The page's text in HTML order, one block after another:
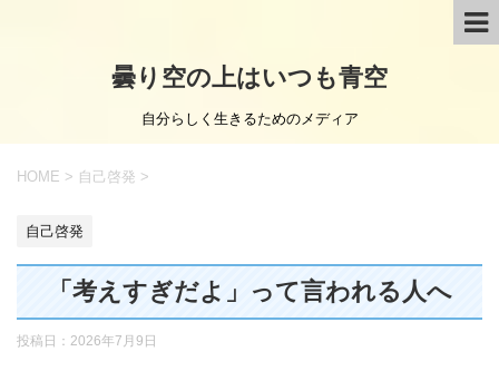
曇り空の上はいつも青空
自分らしく生きるためのメディア
HOME > 自己啓発 >
自己啓発
「考えすぎだよ」って言われる人へ
投稿日： 2026年7月9日